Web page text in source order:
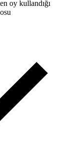
oy kullandığı